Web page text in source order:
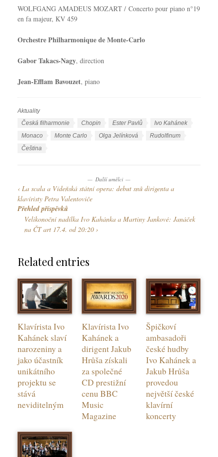
WOLFGANG AMADEUS MOZART / Concerto pour piano n°19
en fa majeur, KV 459
Orchestre Philharmonique de Monte-Carlo
Gabor Takacs-Nagy, direction
Jean-Efflam Bavouzet, piano
R
k
Aktuality
Š
k
Česká filharmonie Chopin Ester Pavlů
Ivo Kahánek
Monaco
Monte Carlo Olga Jelínková Rudolfinum
k
y
Čeština
Další umělci
La scala a Vídeňská státní opera: debut snů dirigenta a
klavíristy Petra Valentoviče
Přehled příspěvků
Velikonoční nadílka Ivo Kahánka a Martiny Jankové: Janáček
na ČT art 17.4. od 20:20
Related entries
Klavírista Ivo
Kahánek slaví
narozeniny a
jako účastník
unikátního
projektu se
stává
neviditelným
Klavírista Ivo
Kahánek a
dirigent Jakub
Hrůša získali
za společné
CD prestižní
cenu BBC
Music
Magazine
Špičkoví
ambasadoři
české hudby
Ivo Kahánek a
Jakub Hrůša
provedou
největší české
klavírní
koncerty